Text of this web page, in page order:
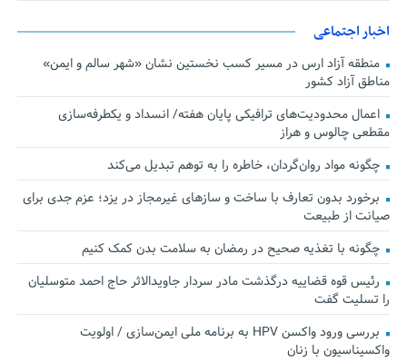
اخبار اجتماعی
منطقه آزاد ارس در مسیر کسب نخستین نشان «شهر سالم و ایمن»
مناطق آزاد کشور
اعمال محدودیت‌های ترافیکی پایان هفته/ انسداد و یکطرفه‌سازی
مقطعی چالوس و هراز
چگونه مواد روان‌گردان، خاطره را به توهم تبدیل می‌کند
برخورد بدون تعارف با ساخت‌ و سازهای غیرمجاز در یزد؛ عزم جدی برای
صیانت از طبیعت
چگونه با تغذیه صحیح در رمضان به سلامت بدن کمک کنیم
رئیس قوه قضاییه درگذشت مادر سردار جاویدالاثر حاج احمد متوسلیان
را تسلیت گفت
بررسی ورود واکسن HPV به برنامه ملی ایمن‌سازی / اولویت
واکسیناسیون با زنان